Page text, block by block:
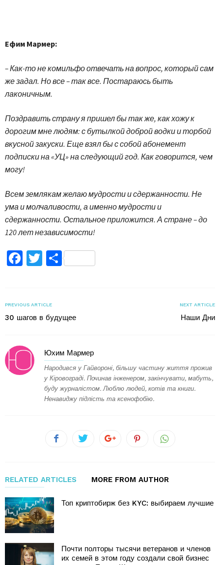
Ефим Мармер:
– Как-то не комильфо отвечать на вопрос, который сам
же задал. Но все – так все. Постараюсь быть
лаконичным.
Поздравить страну я пришел бы так же, как хожу к
дорогим мне людям: с бутылкой доброй водки и торбой
вкусной закуски. Еще взял бы с собой абонемент
подписки на «УЦ» на следующий год. Как говорится, чем
могу!
Всем землякам желаю мудрости и сдержанности. Не
ума и молчаливости, а именно мудрости и
сдержанности. Остальное приложится. А стране – до
120 лет независимости!
Facebook
TwitterПоділитися
PREVIOUS ARTICLE
30 шагов в будущее
NEXT ARTICLE
Наши Дни
Юхим Мармер
Народився у Гайвороні, більшу частину життя прожив
у Кіровограді. Починав інженером, закінчувати, мабуть,
буду журналістом. Люблю людей, котів та книги.
Ненавиджу підлість та ксенофобію.
RELATED ARTICLES MORE FROM AUTHOR
Топ криптобирж без KYC: выбираем лучшие
Почти полторы тысячи ветеранов и членов
их семей в этом году создали свой бизнес